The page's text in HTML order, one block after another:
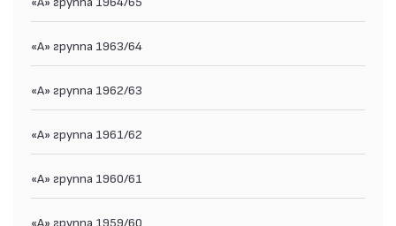
«А» группа 1963/64
«А» группа 1962/63
«А» группа 1961/62
«А» группа 1960/61
«А» группа 1959/60